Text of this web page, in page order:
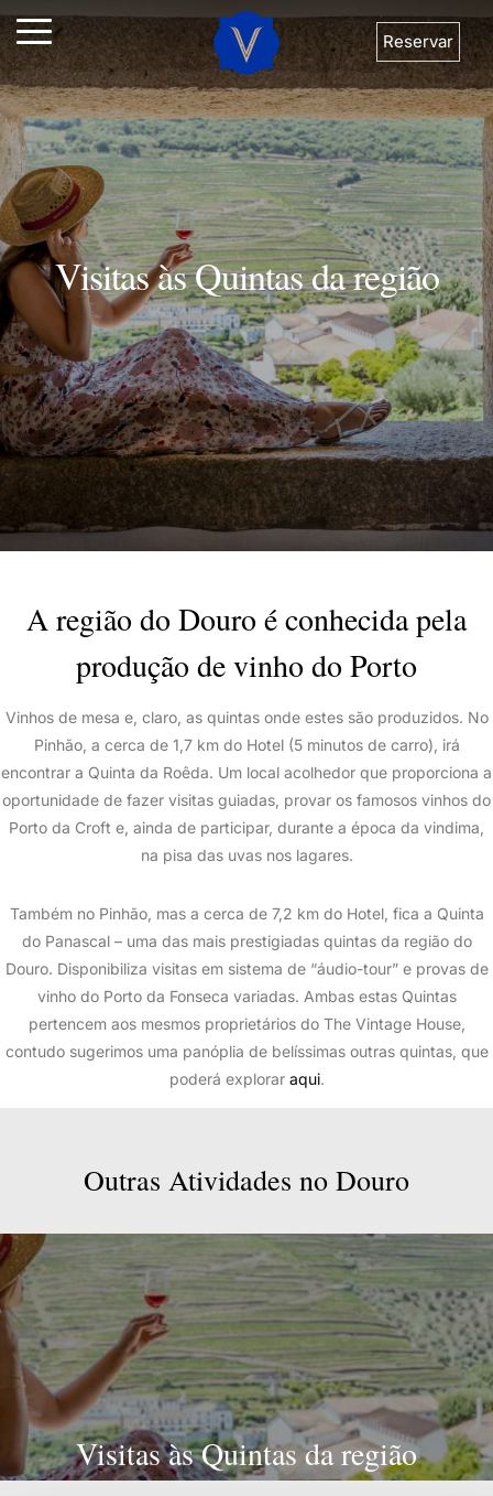
Reservar
Visitas às Quintas da região
A região do Douro é conhecida pela
produção de vinho do Porto
Vinhos de mesa e, claro, as quintas onde estes são produzidos. No
Pinhão, a cerca de 1,7 km do Hotel (5 minutos de carro), irá
encontrar a Quinta da Roêda. Um local acolhedor que proporciona a
oportunidade de fazer visitas guiadas, provar os famosos vinhos do
Porto da Croft e, ainda de participar, durante a época da vindima,
na pisa das uvas nos lagares.
Também no Pinhão, mas a cerca de 7,2 km do Hotel, fica a Quinta
do Panascal – uma das mais prestigiadas quintas da região do
Douro. Disponibiliza visitas em sistema de “áudio-tour” e provas de
vinho do Porto da Fonseca variadas. Ambas estas Quintas
pertencem aos mesmos proprietários do The Vintage House,
contudo sugerimos uma panóplia de belíssimas outras quintas, que
poderá explorar aqui.
Outras Atividades no Douro
Visitas às Quintas da região